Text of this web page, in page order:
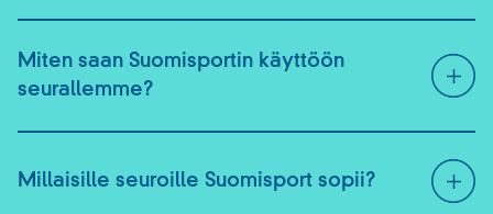
Miten saan Suomisportin käyttöön
seurallemme?
Millaisille seuroille Suomisport sopii?